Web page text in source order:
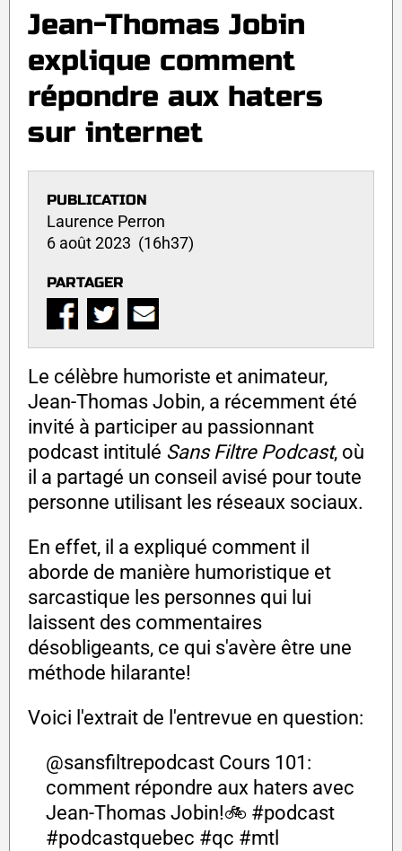
Jean-Thomas Jobin
explique comment
répondre aux haters
sur internet
PUBLICATION
Laurence Perron
6 août 2023 (16h37)
PARTAGER
Le célèbre humoriste et animateur,
Jean-Thomas Jobin, a récemment été
invité à participer au passionnant
podcast intitulé Sans Filtre Podcast, où
il a partagé un conseil avisé pour toute
personne utilisant les réseaux sociaux.
En effet, il a expliqué comment il
aborde de manière humoristique et
sarcastique les personnes qui lui
laissent des commentaires
désobligeants, ce qui s'avère être une
méthode hilarante!
Voici l'extrait de l'entrevue en question:
@sansfiltrepodcast Cours 101:
comment répondre aux haters avec
Jean-Thomas Jobin!🚲 #podcast
#podcastquebec #qc #mtl